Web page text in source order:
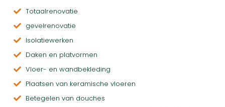
Totaalrenovatie
gevelrenovatie
Isolatiewerken
Daken en platvormen
Vloer- en wandbekleding
Plaatsen van keramische vloeren
Betegelen van douches